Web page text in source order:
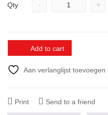
Qty - +
Add to cart
Aan verlanglijst toevoegen
Print Send to a friend